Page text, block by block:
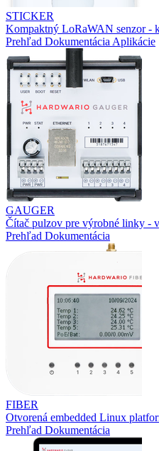
STICKER
Kompaktný LoRaWAN senzor -
Prehľad Dokumentácia Aplikácie
GAUGER
Čítač pulzov pre výrobné linky -
Prehľad Dokumentácia
FIBER
Otvorená embedded Linux
Prehľad Dokumentácia